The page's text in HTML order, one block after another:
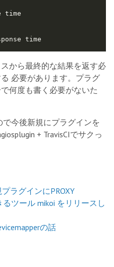
から最終的な結果を返す必
必要があります。プラグ
何度も書く必要がないた
今後新規にプラグインを
+ TravisCIでサクっ
ラグインにPROXY
ツール mikoi をリリースし
の話